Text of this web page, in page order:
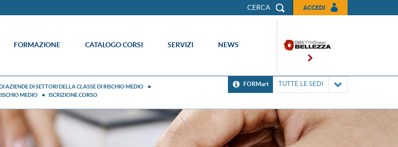
ACCEDI
CERCA
FORMAZIONE CATALOGO CORSI SERVIZI NEWS
FORMart TUTTE LE SEDI
AZIENDE DI SETTORI DELLA CLASSE DI RISCHIO MEDIO
MEDIO
ISCRIZIONE CORSO